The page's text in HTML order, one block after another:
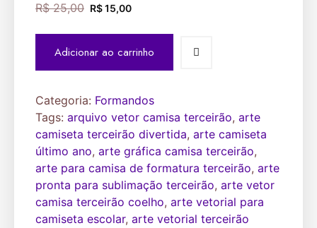
R$25,00 R$15,00
Adicionar ao carrinho
Categoria: Formandos
Tags: arquivo vetor camisa terceirão, arte
camiseta terceirão divertida, arte camiseta
último ano, arte gráfica camisa terceirão,
arte para camisa de formatura terceirão, arte
pronta para sublimação terceirão, arte vetor
camisa terceirão coelho, arte vetorial para
camiseta escolar, arte vetorial terceirão